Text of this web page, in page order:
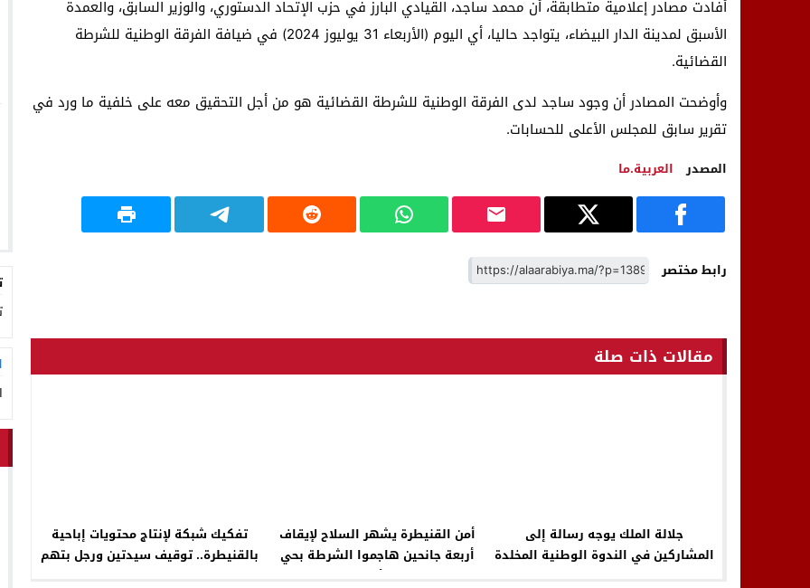
أفادت مصادر إعلامية متطابقة، أن محمد ساجد، القيادي البارز في حزب الإتحاد الدستوري، والوزير السابق، والعمدة
الأسبق لمدينة الدار البيضاء، يتواجد حاليا، أي اليوم (الأربعاء 31 يوليوز 2024) في ضيافة الفرقة الوطنية للشرطة
القضائية.
وأوضحت المصادر أن وجود ساجد لدى الفرقة الوطنية للشرطة القضائية هو من أجل التحقيق معه على خلفية ما ورد في
تقرير سابق للمجلس الأعلى للحسابات.
المصدر العربية.ما
رابط مختصر
مقالات ذات صلة
جلالة الملك يوجه رسالة إلى
المشاركين في الندوة الوطنية المخلدة
أمن القنيطرة يشهر السلاح لإيقاف
أربعة جانحين هاجموا الشرطة بحي
الأمل
تفكيك شبكة لإنتاج محتويات إباحية
بالقنيطرة.. توقيف سيدتين ورجل بتهم